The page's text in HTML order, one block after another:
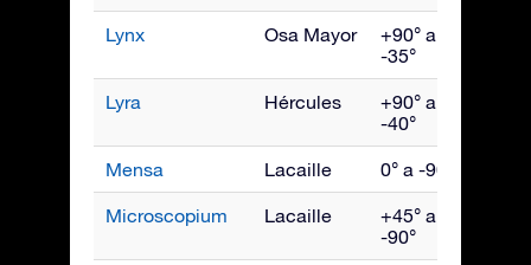
Lynx Osa Mayor
+90° a
-35°
Lyra Hércules
+90° a
-40°
Mensa Lacaille 0° a -90°
Microscopium Lacaille
+45° a
-90°